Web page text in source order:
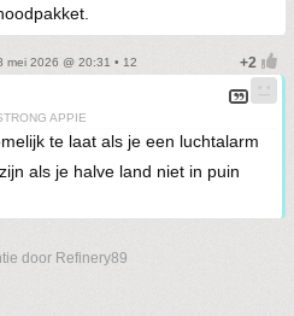
mei 2026 @ 20:31 • 12
APPIE
te laat als je een luchtalarm
als je halve land niet in puin
door Refinery89